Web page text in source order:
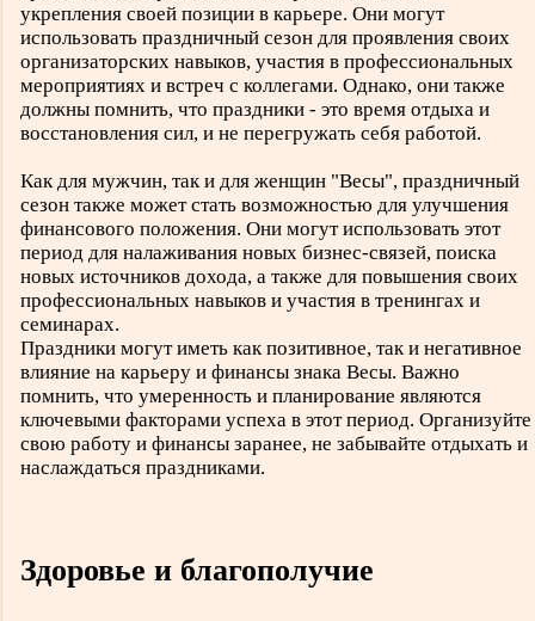
укрепления своей позиции в карьере. Они могут
использовать праздничный сезон для проявления своих
организаторских навыков, участия в профессиональных
мероприятиях и встреч с коллегами. Однако, они также
должны помнить, что праздники - это время отдыха и
восстановления сил, и не перегружать себя работой.
Как для мужчин, так и для женщин "Весы", праздничный
сезон также может стать возможностью для улучшения
финансового положения. Они могут использовать этот
период для налаживания новых бизнес-связей, поиска
новых источников дохода, а также для повышения своих
профессиональных навыков и участия в тренингах и
семинарах.
Праздники могут иметь как позитивное, так и негативное
влияние на карьеру и финансы знака Весы. Важно
помнить, что умеренность и планирование являются
ключевыми факторами успеха в этот период. Организуйте
свою работу и финансы заранее, не забывайте отдыхать и
наслаждаться праздниками.
Здоровье и благополучие